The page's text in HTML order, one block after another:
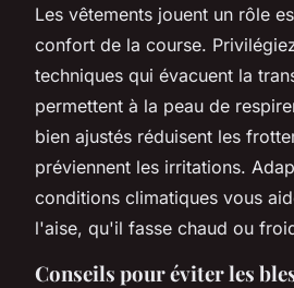
Les vêtements jouent un rôle
confort de la course.
techniques qui évacuent la
permettent à la peau de
bien ajustés réduisent les
préviennent les irritations.
conditions climatiques vous
l'aise, qu'il fasse chaud ou
Conseils pour éviter les